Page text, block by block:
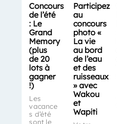
Concours
de l’été
: Le
Grand
Memory
(plus
de 20
lots à
gagner
!)
Les
vacance
s d’été
sont le
Participez
au
concours
photo «
La vie
au bord
de l’eau
et des
ruisseaux
» avec
Wakou
et
Wapiti